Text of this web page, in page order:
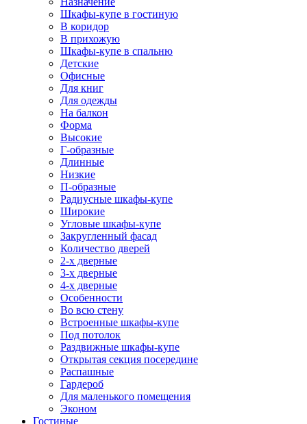
Шкафы-купе в гостиную
В коридор
В прихожую
Шкафы-купе в спальню
Детские
Офисные
Для книг
Для одежды
На балкон
Форма
Высокие
Г-образные
Длинные
Низкие
П-образные
Радиусные шкафы-купе
Широкие
Угловые шкафы-купе
Закругленный фасад
Количество дверей
2-х дверные
3-х дверные
4-х дверные
Особенности
Во всю стену
Встроенные шкафы-купе
Под потолок
Раздвижные шкафы-купе
Открытая секция посередине
Распашные
Гардероб
Для маленького помещения
Эконом
Гостиные